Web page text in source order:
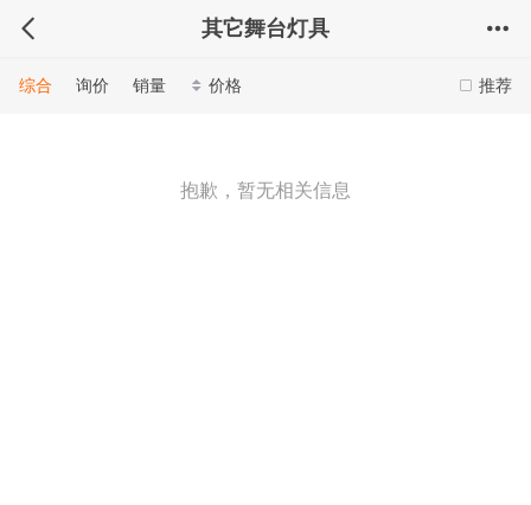
其它舞台灯具
推荐
综合 询价 销量 价格
抱歉，暂无相关信息